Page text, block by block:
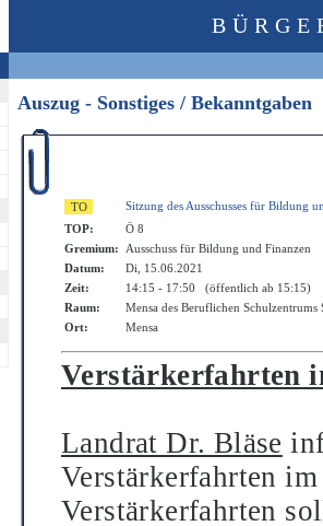
Auszug - Sonstiges / Bekanntgaben
Sitzung des Ausschusses für Bildung
TOP:
Ö 8
Gremium:
Ausschuss für Bildung und Finanzen
Datum:
Di, 15.06.2021
Zeit:
14:15 - 17:50 (öffentlich ab 15:15)
Raum:
Mensa des Beruflichen Schulzentrums
Ort:
Mensa
Verstärkerfahrten
Landrat Dr. Bläse
Verstärkerfahrten
Verstärkerfahrten